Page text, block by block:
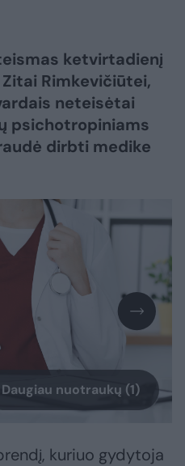
ketvirtadienį
Rimkevičiūtei,
neteisėtai
psichotropiniams
dirbti medike
Daugiau nuotraukų (1)
kuriuo gydytoja